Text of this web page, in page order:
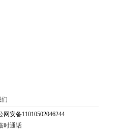
们
网安备11010502046244
时通话